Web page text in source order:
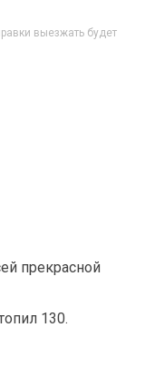
выезжать будет
прекрасной
130.